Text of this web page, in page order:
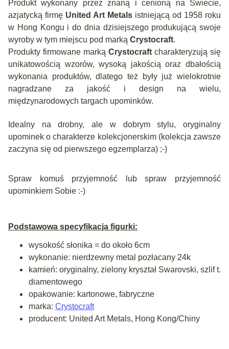
Produkt wykonany przez znaną i cenioną na Świecie,
azjatycką firmę United Art Metals istniejącą od 1958 roku
w Hong Kongu i do dnia dzisiejszego produkującą swoje
wyroby w tym miejscu pod marką Crystocraft.
Produkty firmowane marką Crystocraft charakteryzują się
unikatowością wzorów, wysoką jakością oraz dbałością
wykonania produktów, dlatego też były już wielokrotnie
nagradzane za jakość i design na wielu,
międzynarodowych targach upominków.
Idealny na drobny, ale w dobrym stylu, oryginalny
upominek o charakterze kolekcjonerskim (kolekcja zawsze
zaczyna się od pierwszego egzemplarza) ;-)
Spraw komuś przyjemność lub spraw przyjemność
upominkiem Sobie :-)
Podstawowa specyfikacja figurki:
wysokość słonika = do około 6cm
wykonanie: nierdzewny metal pozłacany 24k
kamień: oryginalny, zielony kryształ Swarovski, szlif t.
diamentowego
opakowanie: kartonowe, fabryczne
marka: Crystocraft
producent: United Art Metals, Hong Kong/Chiny